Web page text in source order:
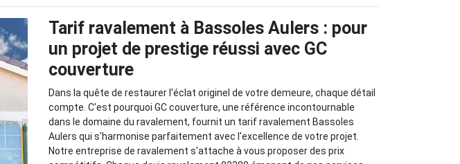
Tarif ravalement à Bassoles Aulers : pour
un projet de prestige réussi avec GC
couverture
Dans la quête de restaurer l'éclat originel de votre demeure, chaque détail
compte. C'est pourquoi GC couverture, une référence incontournable
dans le domaine du ravalement, fournit un tarif ravalement Bassoles
Aulers qui s'harmonise parfaitement avec l'excellence de votre projet.
Notre entreprise de ravalement s'attache à vous proposer des prix